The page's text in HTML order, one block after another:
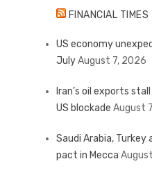
FINANCIAL TIMES
US economy
JulyAugust 7, 2026
Iran’s oil exports
US blockade August
Saudi Arabia,
pact in Mecca